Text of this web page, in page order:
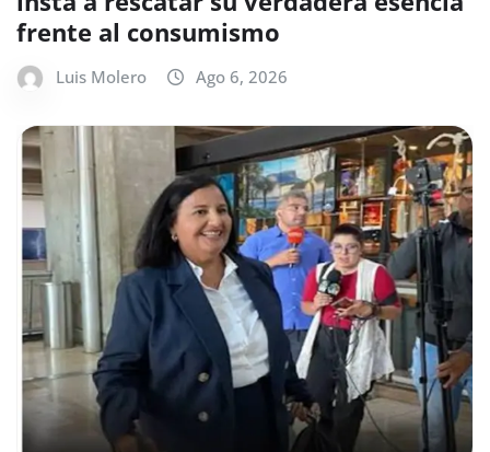
frente al consumismo
Luis Molero Ago 6, 2026